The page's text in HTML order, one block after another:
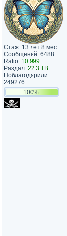
Стаж: 13 лет 8 мес.
Сообщений: 6488
Ratio: 10.999
Раздал: 22.3 TB
Поблагодарили:
249276
100%